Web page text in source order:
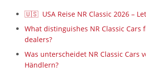
🇺🇸 USA Reise NR Classic 2026 –
What distinguishes NR Classic Cars
dealers?
Was unterscheidet NR Classic Cars
Händlern?